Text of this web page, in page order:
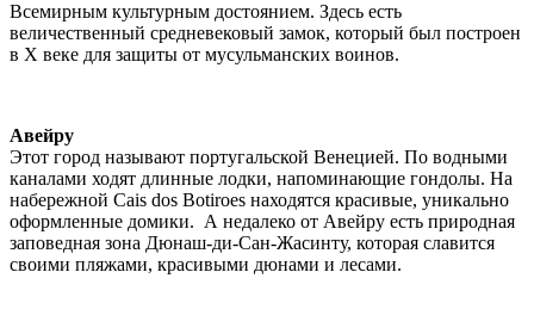
Всемирным культурным достоянием. Здесь есть
величественный средневековый замок, который был построен
в X веке для защиты от мусульманских воинов.
Авейру
Этот город называют португальской Венецией. По водными
каналами ходят длинные лодки, напоминающие гондолы. На
набережной Cais dos Botiroes находятся красивые, уникально
оформленные домики. А недалеко от Авейру есть природная
заповедная зона Дюнаш-ди-Сан-Жасинту, которая славится
своими пляжами, красивыми дюнами и лесами.